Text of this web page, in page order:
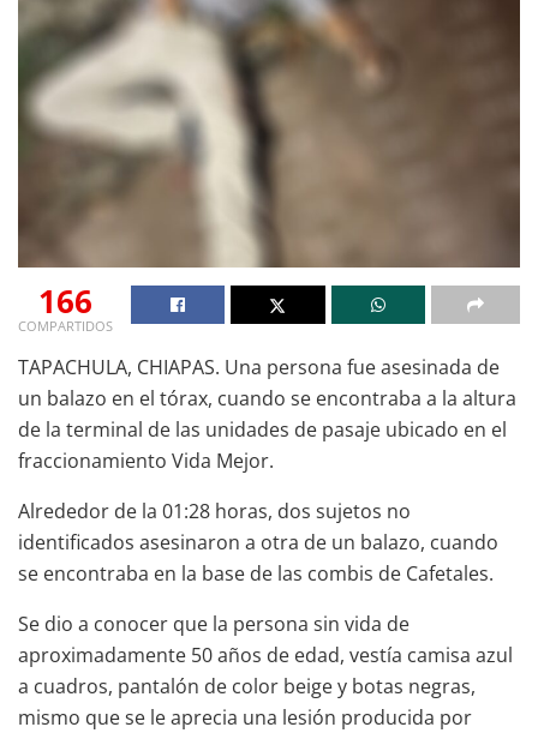
166
COMPARTIDOS
TAPACHULA, CHIAPAS. Una persona fue asesinada de
un balazo en el tórax, cuando se encontraba a la altura
de la terminal de las unidades de pasaje ubicado en el
fraccionamiento Vida Mejor.
Alrededor de la 01:28 horas, dos sujetos no
identificados asesinaron a otra de un balazo, cuando
se encontraba en la base de las combis de Cafetales.
Se dio a conocer que la persona sin vida de
aproximadamente 50 años de edad, vestía camisa azul
a cuadros, pantalón de color beige y botas negras,
mismo que se le aprecia una lesión producida por